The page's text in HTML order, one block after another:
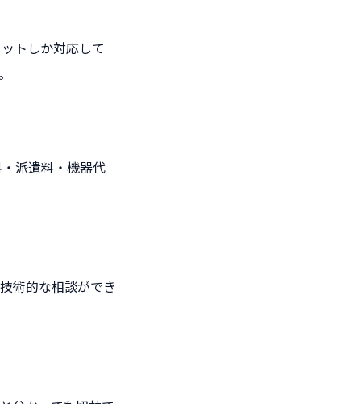
トしか対応して
派遣料・機器代
術的な相談ができ